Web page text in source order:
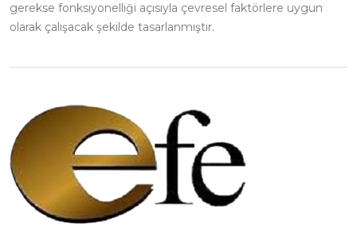
gerekse fonksiyonelliği açısıyla çevresel faktörlere uygun
olarak çalışacak şekilde tasarlanmıştır.